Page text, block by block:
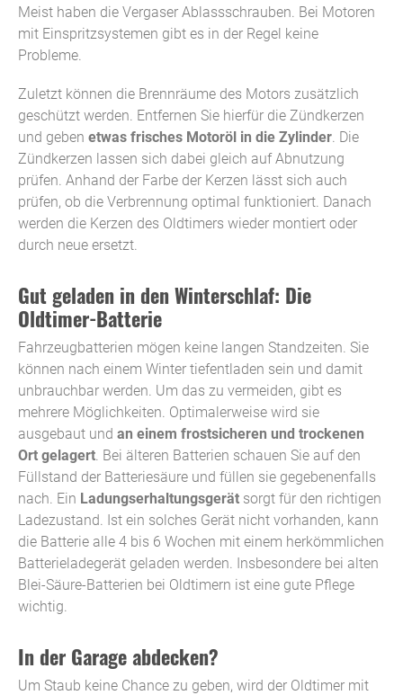
Meist haben die Vergaser Ablassschrauben. Bei Motoren
mit Einspritzsystemen gibt es in der Regel keine
Probleme.
Zuletzt können die Brennräume des Motors zusätzlich
geschützt werden. Entfernen Sie hierfür die Zündkerzen
und geben etwas frisches Motoröl in die Zylinder . Die
Zündkerzen lassen sich dabei gleich auf Abnutzung
prüfen. Anhand der Farbe der Kerzen lässt sich auch
prüfen, ob die Verbrennung optimal funktioniert. Danach
werden die Kerzen des Oldtimers wieder montiert oder
durch neue ersetzt.
Gut geladen in den Winterschlaf: Die
Oldtimer-Batterie
Fahrzeugbatterien mögen keine langen Standzeiten. Sie
können nach einem Winter tiefentladen sein und damit
unbrauchbar werden. Um das zu vermeiden, gibt es
mehrere Möglichkeiten. Optimalerweise wird sie
ausgebaut und an einem frostsicheren und trockenen
Ort gelagert . Bei älteren Batterien schauen Sie auf den
Füllstand der Batteriesäure und füllen sie gegebenenfalls
nach. Ein Ladungserhaltungsgerät sorgt für den richtigen
Ladezustand. Ist ein solches Gerät nicht vorhanden, kann
die Batterie alle 4 bis 6 Wochen mit einem herkömmlichen
Batterieladegerät geladen werden. Insbesondere bei alten
Blei-Säure-Batterien bei Oldtimern ist eine gute Pflege
wichtig.
In der Garage abdecken?
Um Staub keine Chance zu geben, wird der Oldtimer mit